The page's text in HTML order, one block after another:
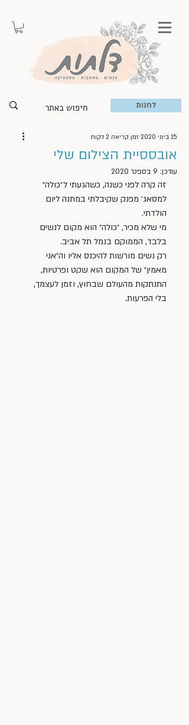
לחנות
אובססיית הצילום שלי
15 ביוני 2020 זמן קריאה 2 דקות
עודכן: 9 בספט׳ 2020
זה קרה לפני כשנה, כשהגעתי ל״כולה״
למסאג׳ מפנק שקיבלתי במתנה ליום
הולדתי.
מי שלא מכיר, ״כולה״ הוא מקום לנשים
בלבד, הממוקם בנמל תל אביב.
רק נשים מורשות להיכנס אליו וה״אני
מאמין״ של המקום הוא שקט ופרטיות,
התנתקות מהעולם שבחוץ, וזמן לעצמך,
בלי הפרעות.